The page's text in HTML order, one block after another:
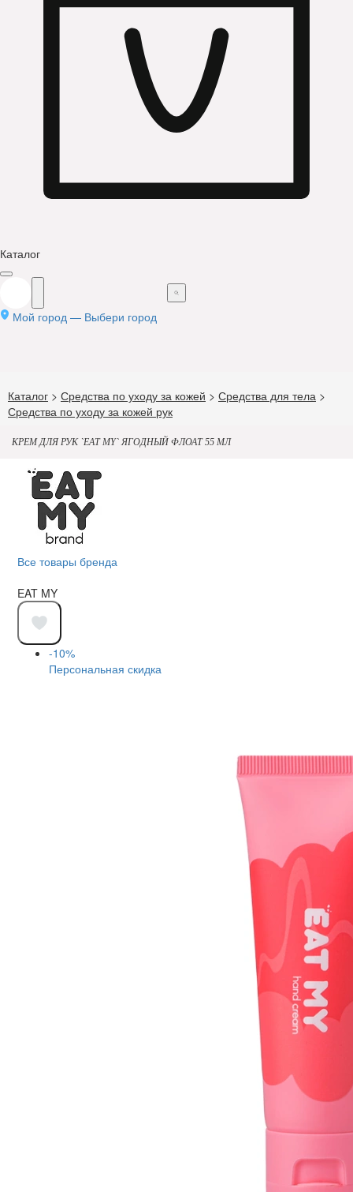
Каталог
Мой город — Выбери город
Каталог > Средства по уходу за кожей > Средства для тела >
Средства по уходу за кожей рук
КРЕМ ДЛЯ РУК `EAT MY` ЯГОДНЫЙ ФЛОАТ 55 МЛ
Все товары бренда
EAT MY
-10%
Персональная скидка